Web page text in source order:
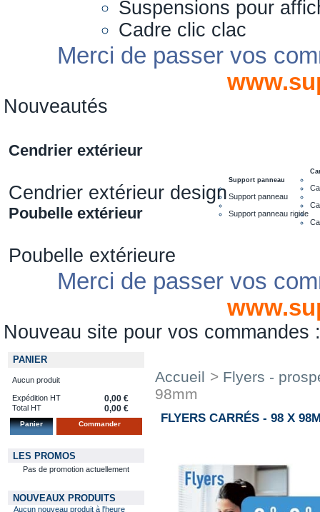
Suspensions pour
Cadre clic clac
Merci de passer vos
Nouveautés
Cendrier extérieur
Cendrier extérieur design
Poubelle extérieur
Poubelle extérieure
Support panneau
Support panneau
Support panneau rigide
Merci de passer vos
Nouveau site pour vos commandes
PANIER
Aucun produit
Expédition HT 0,00 €
Total HT 0,00 €
Panier Commander
LES PROMOS
Pas de promotion actuellement
NOUVEAUX PRODUITS
Aucun nouveau produit à l'heure
Accueil > Flyers -
98mm
FLYERS CARRÉS - 98 X